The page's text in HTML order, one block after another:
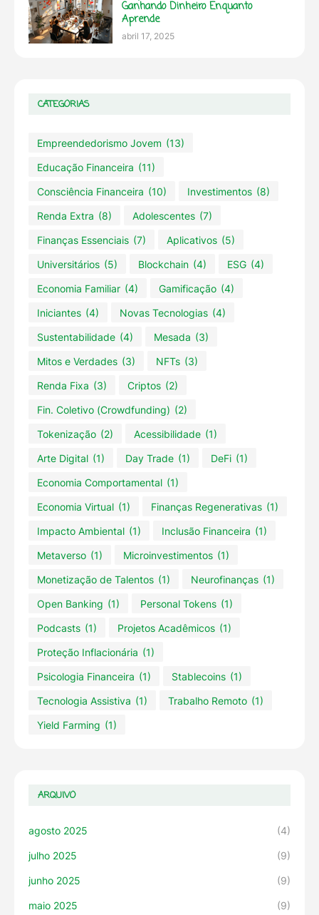
Ganhando Dinheiro Enquanto
Aprende
abril 17, 2025
CATEGORIAS
Empreendedorismo Jovem (13)
Educação Financeira (11)
Consciência Financeira (10) Investimentos (8)
Renda Extra (8) Adolescentes (7)
Finanças Essenciais (7) Aplicativos (5)
Universitários (5) Blockchain (4) ESG (4)
Economia Familiar (4) Gamificação (4)
Iniciantes (4) Novas Tecnologias (4)
Sustentabilidade (4) Mesada (3)
Mitos e Verdades (3) NFTs (3)
Renda Fixa (3) Criptos (2)
Fin. Coletivo (Crowdfunding) (2)
Tokenização (2) Acessibilidade (1)
Arte Digital (1) Day Trade (1) DeFi (1)
Economia Comportamental (1)
Economia Virtual (1) Finanças Regenerativas (1)
Impacto Ambiental (1) Inclusão Financeira (1)
Metaverso (1) Microinvestimentos (1)
Monetização de Talentos (1) Neurofinanças (1)
Open Banking (1) Personal Tokens (1)
Podcasts (1) Projetos Acadêmicos (1)
Proteção Inflacionária (1)
Psicologia Financeira (1) Stablecoins (1)
Tecnologia Assistiva (1) Trabalho Remoto (1)
Yield Farming (1)
ARQUIVO
agosto 2025 (4)
julho 2025 (9)
junho 2025 (9)
maio 2025 (9)